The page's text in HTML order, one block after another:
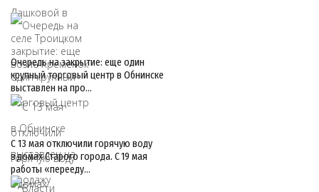
Очередь на закрытие: еще один
крупный торговый центр в Обнинске
выставлен на про…
С 13 мая отключили горячую воду
в домах Старого города. С 19 мая
работы «перееду…